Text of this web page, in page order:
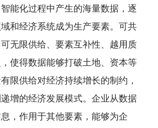
能化过程中产生的海量数据，逐
和经济系统成为生产要素。可共
无限供给、要素互补性、越用质
使得数据能够打破土地、资本等
限供给对经济持续增长的制约，
增的经济发展模式。企业从数据
，作用于其他要素，能够为企